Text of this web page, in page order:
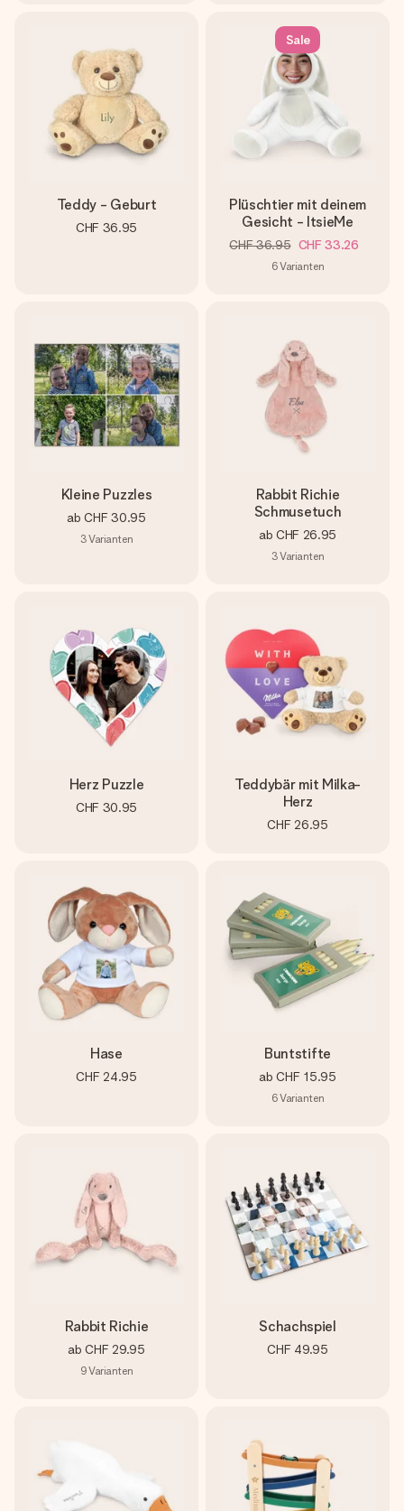
Teddy - Geburt
CHF 36.95
Sale
Plüschtier mit deinem
Gesicht - ItsieMe
CHF 36.95 CHF 33.26
6Varianten
Kleine Puzzles
ab CHF 30.95
3Varianten
Rabbit Richie
Schmusetuch
ab CHF 26.95
3Varianten
Herz Puzzle
CHF 30.95
Teddybär mit Milka-
Herz
CHF 26.95
Hase
CHF 24.95
Buntstifte
ab CHF 15.95
6Varianten
Rabbit Richie
ab CHF 29.95
9Varianten
Schachspiel
CHF 49.95